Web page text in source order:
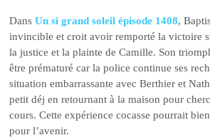
DansUn si grand soleil épisode 1408,
invincible et croit avoir remporté la victoire
la justice et la plainte de Camille. Son
être prématuré car la police continue ses
situation embarrassante avec Berthier et
petit déj en retournant à la maison pour
cours. Cette expérience cocasse pourrait
pour l’avenir.